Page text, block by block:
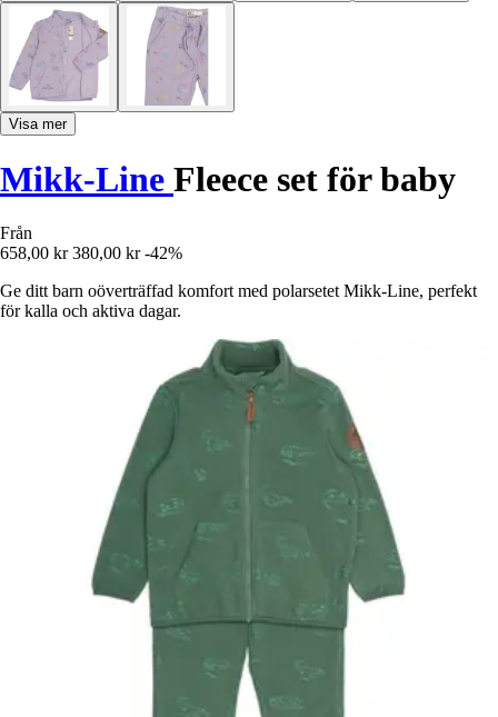
Visa mer
Mikk-Line Fleece set för baby
Från
658,00 kr 380,00 kr -42%
Ge ditt barn oöverträffad komfort med polarsetet Mikk-Line, perfekt
för kalla och aktiva dagar.